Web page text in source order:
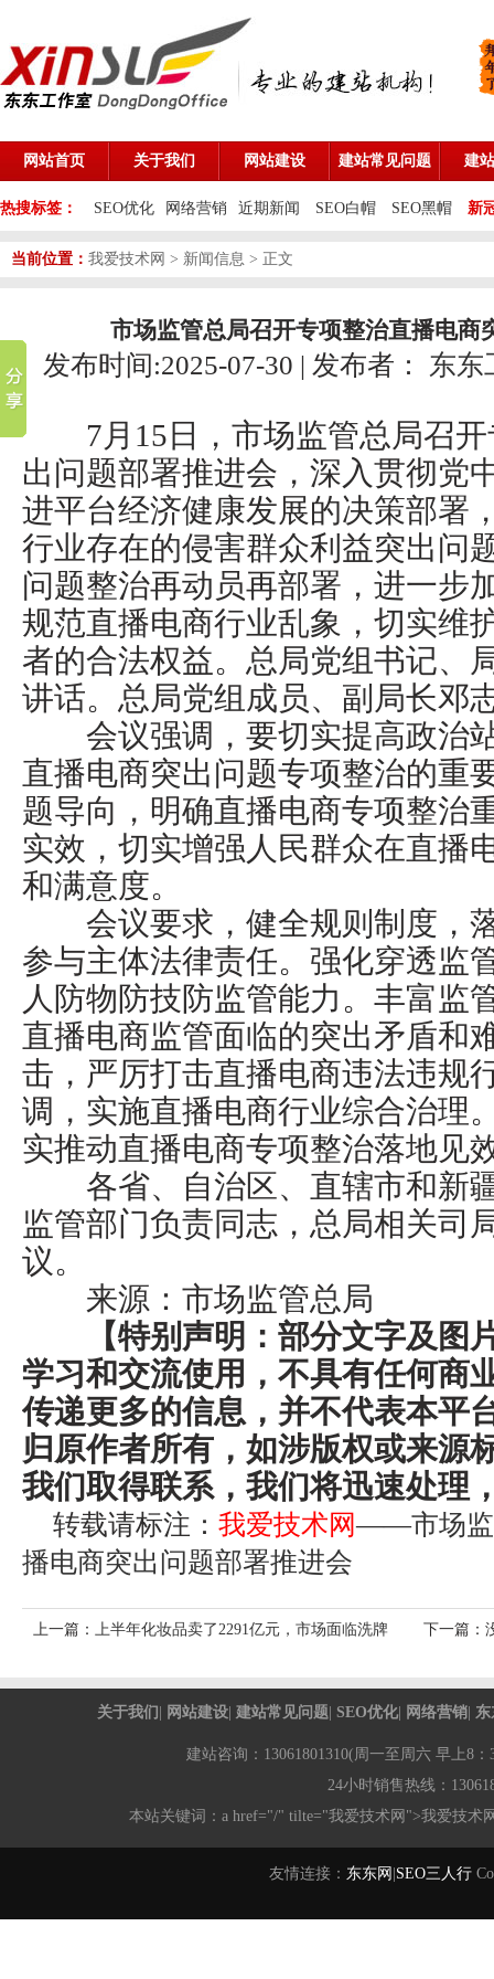
网站首页 关于我们 网站建设 建站常见问题 建
热搜标签： SEO优化 网络营销 近期新闻 SEO白帽 SEO黑帽 新
当前位置： 我爱技术网 > 新闻信息 > 正文
市场监管总局召开专项整治直播电商
发布时间:2025-07-30 | 发布者： 东东
7月15日，市场监管总局召开
出问题部署推进会，深入贯彻党
进平台经济健康发展的决策部署
行业存在的侵害群众利益突出问
问题整治再动员再部署，进一步
规范直播电商行业乱象，切实维
者的合法权益。总局党组书记、
讲话。总局党组成员、副局长邓
会议强调，要切实提高政治
直播电商突出问题专项整治的重
题导向，明确直播电商专项整治
实效，切实增强人民群众在直播
和满意度。
会议要求，健全规则制度，
参与主体法律责任。强化穿透监
人防物防技防监管能力。丰富监
直播电商监管面临的突出矛盾和
击，严厉打击直播电商违法违规
调，实施直播电商行业综合治理
实推动直播电商专项整治落地见
各省、自治区、直辖市和新
监管部门负责同志，总局相关司
议。
来源：市场监管总局
【特别声明：部分文字及图
学习和交流使用，不具有任何商
传递更多的信息，并不代表本平
归原作者所有，如涉版权或来源
我们取得联系，我们将迅速处理
转载请标注： 我爱技术网——市场
播电商突出问题部署推进会
上一篇： 上半年化妆品卖了2291亿元，市场面临洗牌 下一篇：
关于我们 网站建设 |建站常见问题 |SEO优化 网络营销
建站咨询：13061801310(周一至周六 早上8
24小时销售热线：
本站关键词：a href="/" tilte="我爱技术网">我爱技术
友情连接： 东东网 SEO三人行